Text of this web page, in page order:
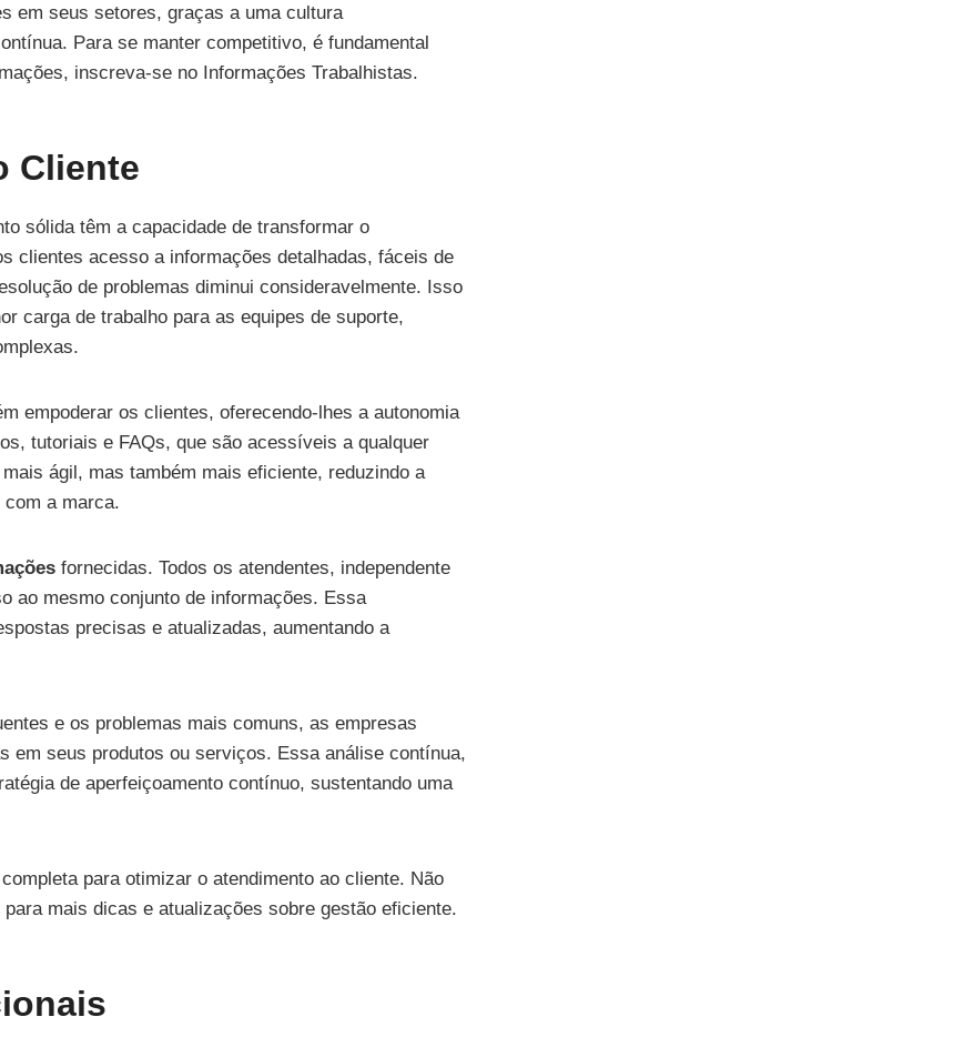
em seus setores, graças a uma cultura
Para se manter competitivo, é fundamental
inscreva-se no Informações Trabalhistas.
Cliente
sólida têm a capacidade de transformar o
clientes acesso a informações detalhadas, fáceis de
de problemas diminui consideravelmente. Isso
carga de trabalho para as equipes de suporte,
empoderar os clientes, oferecendo-lhes a autonomia
tutoriais e FAQs, que são acessíveis a qualquer
ágil, mas também mais eficiente, reduzindo a
a marca.
fornecidas. Todos os atendentes, independente
ao mesmo conjunto de informações. Essa
precisas e atualizadas, aumentando a
e os problemas mais comuns, as empresas
em seus produtos ou serviços. Essa análise contínua,
de aperfeiçoamento contínuo, sustentando uma
para otimizar o atendimento ao cliente. Não
mais dicas e atualizações sobre gestão eficiente.